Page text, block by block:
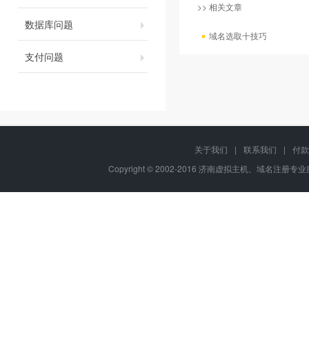
数据库问题
支付问题
>> 相关文章
域名选取十技巧
关于我们 | 联系我们 |
付
Copyright © 2002-2016 济南虚拟主机、域名注册专